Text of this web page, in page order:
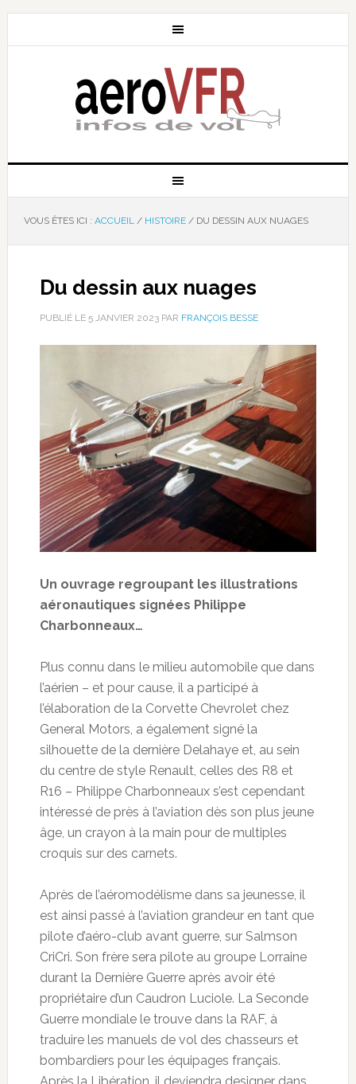
VOUS ÊTES ICI : ACCUEIL / HISTOIRE /DU DESSIN AUX NUAGES
Du dessin aux nuages
PUBLIÉ LE 5 JANVIER 2023PAR FRANÇOIS BESSE
Un ouvrage regroupant les illustrations
aéronautiques signées Philippe
Charbonneaux…
Plus connu dans le milieu automobile que dans
l’aérien – et pour cause, il a participé à
l’élaboration de la Corvette Chevrolet chez
General Motors, a également signé la
silhouette de la dernière Delahaye et, au sein
du centre de style Renault, celles des R8 et
R16 – Philippe Charbonneaux s’est cependant
intéressé de près à l’aviation dès son plus jeune
âge, un crayon à la main pour de multiples
croquis sur des carnets.
Après de l’aéromodélisme dans sa jeunesse, il
est ainsi passé à l’aviation grandeur en tant que
pilote d’aéro-club avant guerre, sur Salmson
CriCri. Son frère sera pilote au groupe Lorraine
durant la Dernière Guerre après avoir été
propriétaire d’un Caudron Luciole. La Seconde
Guerre mondiale le trouve dans la RAF, à
traduire les manuels de vol des chasseurs et
bombardiers pour les équipages français.